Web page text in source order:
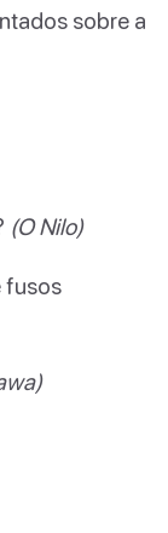
sobre a
(O Nilo)
fusos